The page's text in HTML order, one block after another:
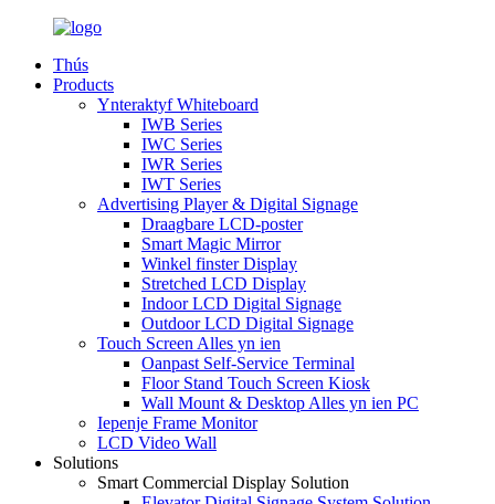
Thús
Products
Ynteraktyf Whiteboard
IWB Series
IWC Series
IWR Series
IWT Series
Advertising Player & Digital Signage
Draagbare LCD-poster
Smart Magic Mirror
Winkel finster Display
Stretched LCD Display
Indoor LCD Digital Signage
Outdoor LCD Digital Signage
Touch Screen Alles yn ien
Oanpast Self-Service Terminal
Floor Stand Touch Screen Kiosk
Wall Mount & Desktop Alles yn ien PC
Iepenje Frame Monitor
LCD Video Wall
Solutions
Smart Commercial Display Solution